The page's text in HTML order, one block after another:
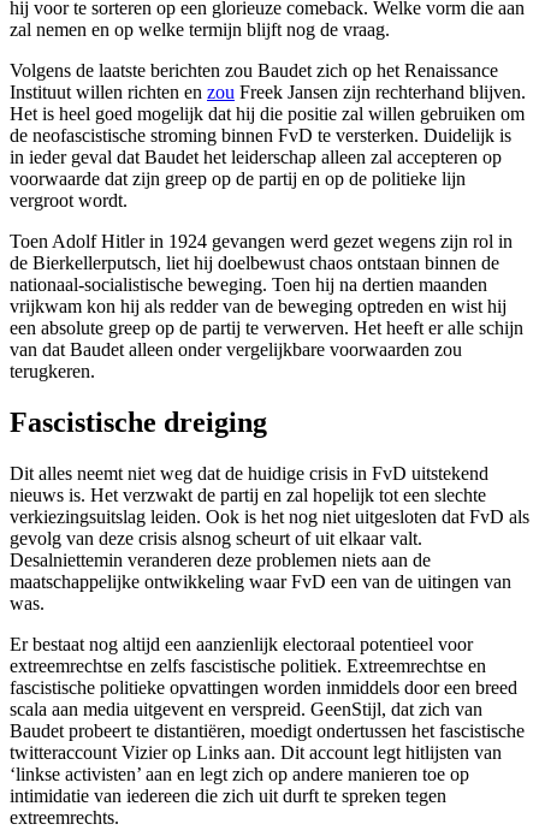
hij voor te sorteren op een glorieuze comeback. Welke vorm die aan
zal nemen en op welke termijn blijft nog de vraag.
Volgens de laatste berichten zou Baudet zich op het Renaissance
Instituut willen richten en zou Freek Jansen zijn rechterhand blijven.
Het is heel goed mogelijk dat hij die positie zal willen gebruiken om
de neofascistische stroming binnen FvD te versterken. Duidelijk is
in ieder geval dat Baudet het leiderschap alleen zal accepteren op
voorwaarde dat zijn greep op de partij en op de politieke lijn
vergroot wordt.
Toen Adolf Hitler in 1924 gevangen werd gezet wegens zijn rol in
de Bierkellerputsch, liet hij doelbewust chaos ontstaan binnen de
nationaal-socialistische beweging. Toen hij na dertien maanden
vrijkwam kon hij als redder van de beweging optreden en wist hij
een absolute greep op de partij te verwerven. Het heeft er alle schijn
van dat Baudet alleen onder vergelijkbare voorwaarden zou
terugkeren.
Fascistische dreiging
Dit alles neemt niet weg dat de huidige crisis in FvD uitstekend
nieuws is. Het verzwakt de partij en zal hopelijk tot een slechte
verkiezingsuitslag leiden. Ook is het nog niet uitgesloten dat FvD als
gevolg van deze crisis alsnog scheurt of uit elkaar valt.
Desalniettemin veranderen deze problemen niets aan de
maatschappelijke ontwikkeling waar FvD een van de uitingen van
was.
Er bestaat nog altijd een aanzienlijk electoraal potentieel voor
extreemrechtse en zelfs fascistische politiek. Extreemrechtse en
fascistische politieke opvattingen worden inmiddels door een breed
scala aan media uitgevent en verspreid. GeenStijl, dat zich van
Baudet probeert te distantiëren, moedigt ondertussen het fascistische
twitteraccount Vizier op Links aan. Dit account legt hitlijsten van
‘linkse activisten’ aan en legt zich op andere manieren toe op
intimidatie van iedereen die zich uit durft te spreken tegen
extreemrechts.